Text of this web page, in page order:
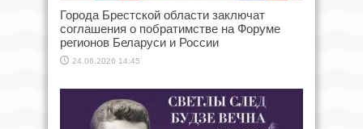
Города Брестской области заключат
соглашения о побратимстве на Форуме
регионов Беларуси и России
24.06.2026 14:45